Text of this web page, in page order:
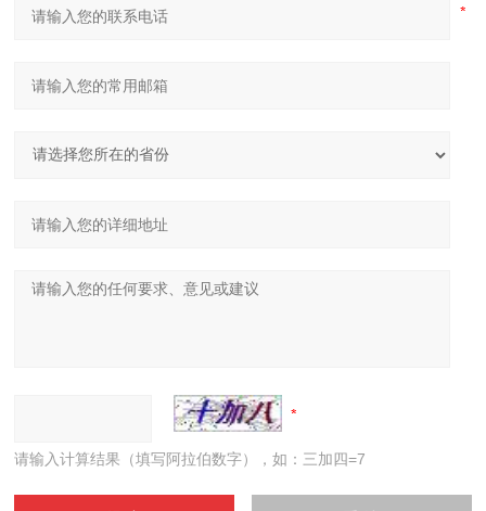
请输入计算结果（填写阿拉伯数字），如：三加四=7